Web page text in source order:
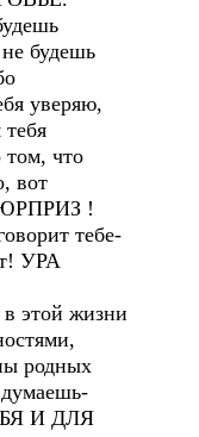
не будешь
уверяю,
что
вот
!
тебе-
УРА
этой жизни
родных
И ДЛЯ